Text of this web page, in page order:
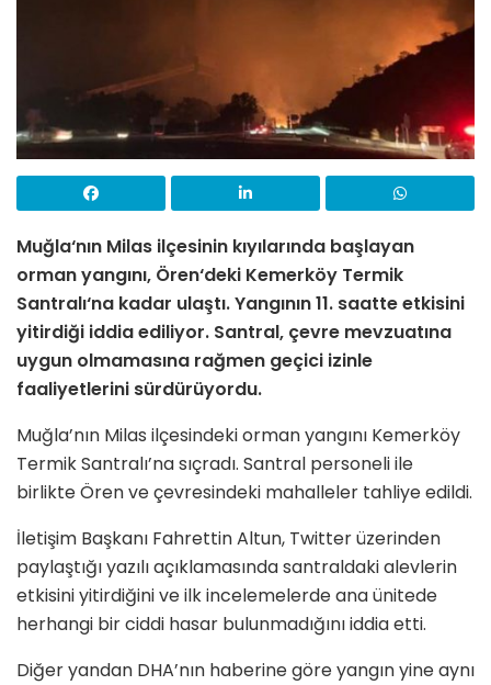
Muğla‘nın Milas ilçesinin kıyılarında başlayan
orman yangını, Ören‘deki Kemerköy Termik
Santralı‘na kadar ulaştı. Yangının 11. saatte etkisini
yitirdiği iddia ediliyor. Santral, çevre mevzuatına
uygun olmamasına rağmen geçici izinle
faaliyetlerini sürdürüyordu.
Muğla’nın Milas ilçesindeki orman yangını Kemerköy
Termik Santralı’na sıçradı. Santral personeli ile
birlikte Ören ve çevresindeki mahalleler tahliye edildi.
İletişim Başkanı Fahrettin Altun, Twitter üzerinden
paylaştığı yazılı açıklamasında santraldaki alevlerin
etkisini yitirdiğini ve ilk incelemelerde ana ünitede
herhangi bir ciddi hasar bulunmadığını iddia etti.
Diğer yandan DHA’nın haberine göre yangın yine aynı